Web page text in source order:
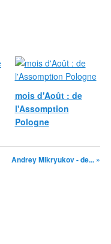
mois d'Août : de
l'Assomption
Pologne
Andrey Mikryukov - de... »